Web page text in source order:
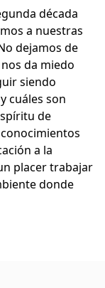
década
a nuestras
dejamos de
da miedo
siendo
cuáles son
de
a la
placer trabajar
donde